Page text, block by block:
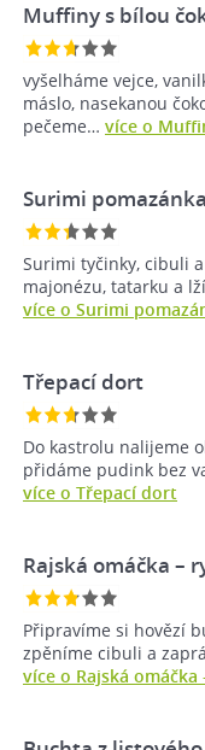
Muffiny s bílou
vyšelháme vejce,
máslo, nasekanou
pečeme… více o
Surimi pomazánka
Surimi tyčinky, cibuli
majonézu, tatarku a
více o Surimi
Třepací dort
Do kastrolu nalijeme
přidáme pudink bez
více o Třepací dort
Rajská omáčka –
Připravíme si hovězí
zpěníme cibuli a
více o Rajská omáčka